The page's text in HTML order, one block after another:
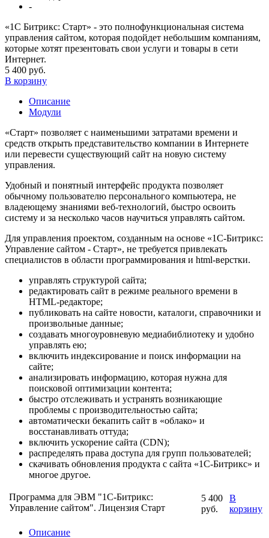
-
«1С Битрикс: Старт» - это полнофункциональная система
управления сайтом, которая подойдет небольшим компаниям,
которые хотят презентовать свои услуги и товары в сети
Интернет.
5 400 руб.
В корзину
Описание
Модули
«Старт» позволяет с наименьшими затратами времени и
средств открыть представительство компании в Интернете
или перевести существующий сайт на новую систему
управления.
Удобный и понятный интерфейс продукта позволяет
обычному пользователю персонального компьютера, не
владеющему знаниями веб-технологий, быстро освоить
систему и за несколько часов научиться управлять сайтом.
Для управления проектом, созданным на основе «1С-Битрикс:
Управление сайтом - Старт», не требуется привлекать
специалистов в области программирования и html-верстки.
управлять структурой сайта;
редактировать сайт в режиме реального времени в
HTML-редакторе;
публиковать на сайте новости, каталоги, справочники и
произвольные данные;
создавать многоуровневую медиабиблиотеку и удобно
управлять ею;
включить индексирование и поиск информации на
сайте;
анализировать информацию, которая нужна для
поисковой оптимизации контента;
быстро отслеживать и устранять возникающие
проблемы с производительностью сайта;
автоматически бекапить сайт в «облако» и
восстанавливать оттуда;
включить ускорение сайта (CDN);
распределять права доступа для групп пользователей;
скачивать обновления продукта с сайта «1C-Битрикс» и
многое другое.
Программа для ЭВМ "1С-Битрикс:
Управление сайтом". Лицензия Старт
5 400
руб.
В
корзину
Описание